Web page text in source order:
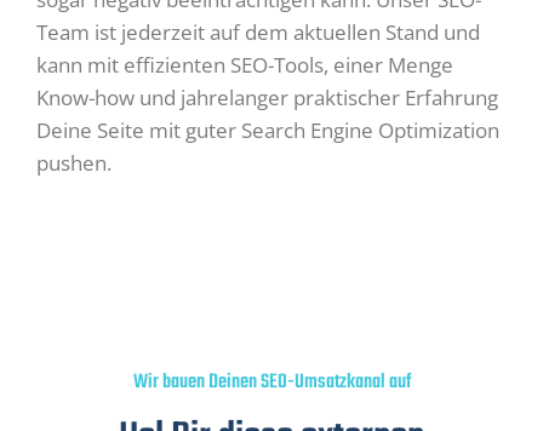
Team ist jederzeit auf dem aktuellen Stand und
kann mit effizienten SEO-Tools, einer Menge
Know-how und jahrelanger praktischer Erfahrung
Deine Seite mit guter Search Engine Optimization
pushen.
Wir bauen Deinen SEO-Umsatzkanal auf